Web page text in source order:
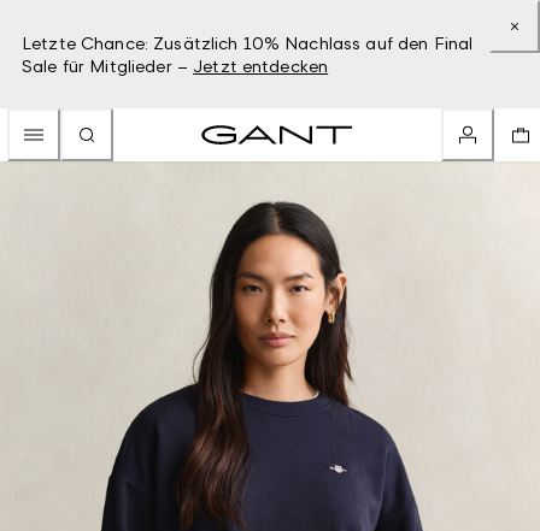
Letzte Chance: Zusätzlich 10% Nachlass auf den Final
Sale für Mitglieder – Jetzt entdecken